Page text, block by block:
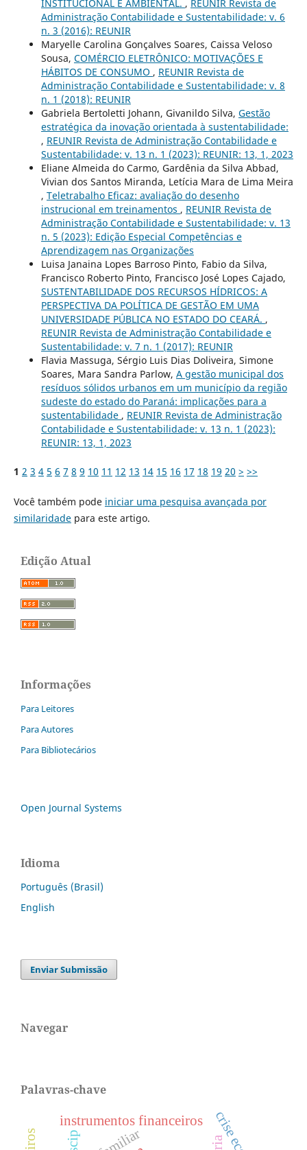
INSTITUCIONAL E AMBIENTAL. , REUNIR Revista de
Administração Contabilidade e Sustentabilidade: v. 6
n. 3 (2016): REUNIR
Maryelle Carolina Gonçalves Soares, Caissa Veloso
Sousa, COMÉRCIO ELETRÔNICO: MOTIVAÇÕES E
HÁBITOS DE CONSUMO , REUNIR Revista de
Administração Contabilidade e Sustentabilidade: v. 8
n. 1 (2018): REUNIR
Gabriela Bertoletti Johann, Givanildo Silva, Gestão
estratégica da inovação orientada à sustentabilidade:
, REUNIR Revista de Administração Contabilidade e
Sustentabilidade: v. 13 n. 1 (2023): REUNIR: 13, 1, 2023
Eliane Almeida do Carmo, Gardênia da Silva Abbad,
Vivian dos Santos Miranda, Letícia Mara de Lima Meira
, Teletrabalho Eficaz: avaliação do desenho
instrucional em treinamentos , REUNIR Revista de
Administração Contabilidade e Sustentabilidade: v. 13
n. 5 (2023): Edição Especial Competências e
Aprendizagem nas Organizações
Luisa Janaina Lopes Barroso Pinto, Fabio da Silva,
Francisco Roberto Pinto, Francisco José Lopes Cajado,
SUSTENTABILIDADE DOS RECURSOS HÍDRICOS: A
PERSPECTIVA DA POLÍTICA DE GESTÃO EM UMA
UNIVERSIDADE PÚBLICA NO ESTADO DO CEARÁ. ,
REUNIR Revista de Administração Contabilidade e
Sustentabilidade: v. 7 n. 1 (2017): REUNIR
Flavia Massuga, Sérgio Luis Dias Doliveira, Simone
Soares, Mara Sandra Parlow, A gestão municipal dos
resíduos sólidos urbanos em um município da região
sudeste do estado do Paraná: implicações para a
sustentabilidade , REUNIR Revista de Administração
Contabilidade e Sustentabilidade: v. 13 n. 1 (2023):
REUNIR: 13, 1, 2023
1 2 3 4 5 6 7 8 9 10 11 12 13 14 15 16 17 18 19 20 > >>
Você também pode iniciar uma pesquisa avançada por
similaridadepara este artigo.
Edição Atual
Informações
Para Leitores
Para Autores
Para Bibliotecários
Open Journal Systems
Idioma
Português (Brasil)
English
Enviar Submissão
Navegar
Palavras-chave
instrumentos financeiros